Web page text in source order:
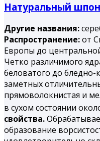
Натуральный
Другие названия:
Распространение:от
Европы до
Четко различимого
беловатого до бледно-
заметных
прямоволокнистая и
в сухом состоянии
свойства.
образование